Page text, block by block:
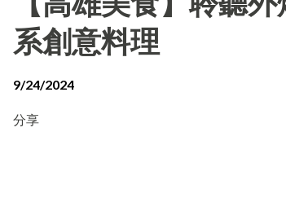
系創意料理
9/24/2024
分享